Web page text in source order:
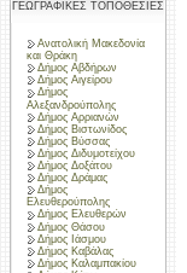
ΓΕΩΓΡΑΦΙΚΕΣ ΤΟΠΟΘΕΣΙΕΣ
Ανατολική Μακεδονία
και Θράκη
Δήμος Αβδήρων
Δήμος Αιγείρου
Δήμος
Αλεξανδρούπολης
Δήμος Αρριανών
Δήμος Βιστωνίδος
Δήμος Βύσσας
Δήμος Διδυμοτείχου
Δήμος Δοξάτου
Δήμος Δράμας
Δήμος
Ελευθερούπολης
Δήμος Ελευθερών
Δήμος Θάσου
Δήμος Ιάσμου
Δήμος Καβάλας
Δήμος Καλαμπακίου